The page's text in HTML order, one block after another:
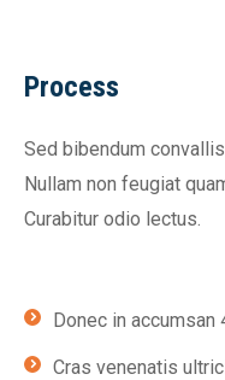
Process
Sed bibendum
Nullam non feugiat
Curabitur odio lectus.
Donec in accumsan
Cras venenatis